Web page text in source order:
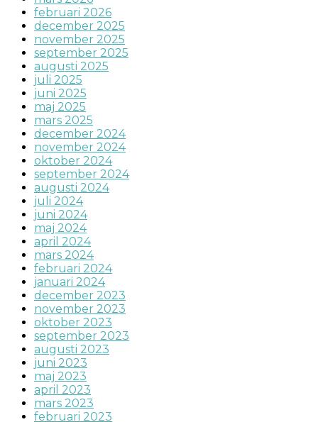
februari 2026
december 2025
november 2025
september 2025
augusti 2025
juli 2025
juni 2025
maj 2025
mars 2025
december 2024
november 2024
oktober 2024
september 2024
augusti 2024
juli 2024
juni 2024
maj 2024
april 2024
mars 2024
februari 2024
januari 2024
december 2023
november 2023
oktober 2023
september 2023
augusti 2023
juni 2023
maj 2023
april 2023
mars 2023
februari 2023